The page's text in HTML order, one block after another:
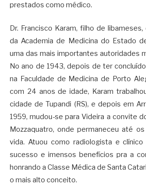
prestados como médico.
Dr. Francisco Karam, filho de
da Academia de Medicina do Estado
uma das mais importantes autoridades
No ano de 1943, depois de ter
na Faculdade de Medicina de Porto
com 24 anos de idade, Karam
cidade de Tupandi (RS), e depois em
1959, mudou-se para Videira a convite
Mozzaquatro, onde permaneceu até
vida. Atuou como radiologista e
sucesso e imensos benefícios pra a
honrando a Classe Médica de Santa
o mais alto conceito.